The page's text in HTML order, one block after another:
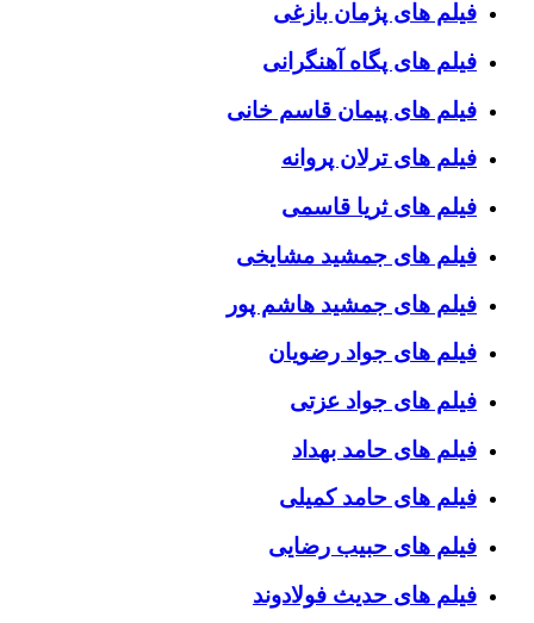
فیلم های پژمان بازغی
فیلم های پگاه آهنگرانی
فیلم های پیمان قاسم خانی
فیلم های ترلان پروانه
فیلم های ثریا قاسمی
فیلم های جمشید مشایخی
فیلم های جمشید هاشم پور
فیلم های جواد رضویان
فیلم های جواد عزتی
فیلم های حامد بهداد
فیلم های حامد کمیلی
فیلم های حبیب رضایی
فیلم های حدیث فولادوند